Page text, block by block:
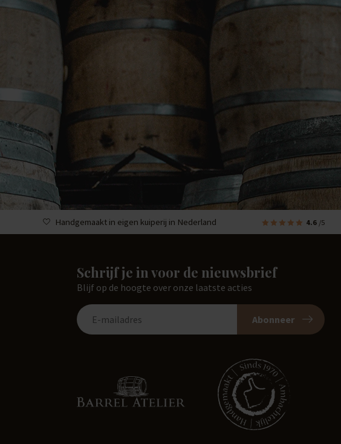
Handgemaakt in eigen kuiperij in Nederland 4.6 /5
Schrijf je in voor de nieuwsbrief
Blijf op de hoogte over onze laatste acties
Abonneer